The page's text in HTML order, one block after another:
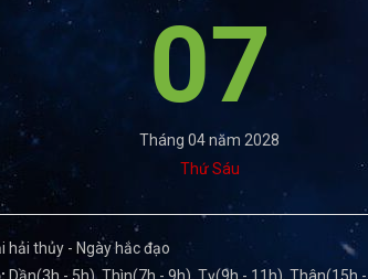
07
Tháng 04 năm 2028
Thứ Sáu
hải thủy - Ngày hắc đạo